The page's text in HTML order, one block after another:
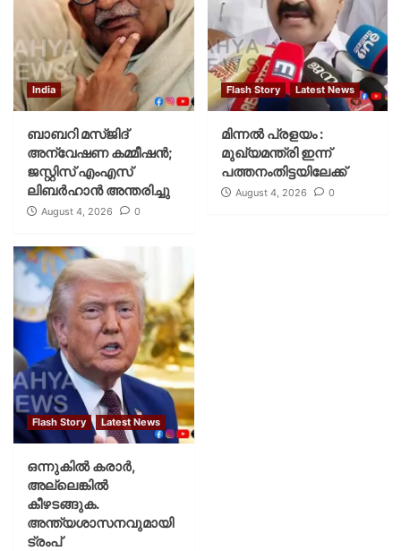
India
ബാബറി മസ്ജിദ്
അന്വേഷണ കമ്മീഷന്‍;
ജസ്റ്റിസ് എംഎസ്
ലിബര്‍ഹാന്‍ അന്തരിച്ചു
August 4, 2026 0
Flash Story Latest News
മിന്നല്‍ പ്രളയം :
മുഖ്യമന്ത്രി ഇന്ന്
പത്തനംതിട്ടയിലേക്ക്
August 4, 2026 0
Flash Story Latest News
ഒന്നുകില്‍ കരാര്‍,
അല്ലെങ്കില്‍
കീഴടങ്ങുക.
അന്ത്യശാസനവുമായി
ട്രംപ്